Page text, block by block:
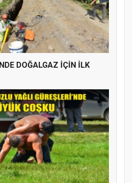
DOĞALGAZ İÇİN İLK